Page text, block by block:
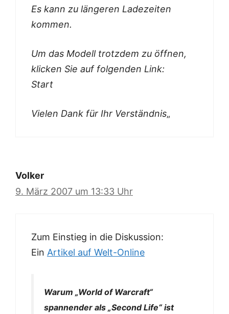
Es kann zu längeren Ladezeiten
kommen.
Um das Modell trotzdem zu öffnen,
klicken Sie auf folgenden Link:
Start
Vielen Dank für Ihr Verständnis„
Volker
9. März 2007 um 13:33 Uhr
Zum Einstieg in die Diskussion:
Ein Artikel auf Welt-Online
Warum „World of Warcraft“
spannender als „Second Life“ ist